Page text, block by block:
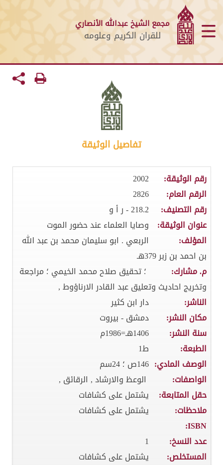
مجمع الشيخ عبدالله الأنصاري
للقران الكريم وعلومه
تفاصيل الوثيقة
رقم الوثيقة:
2002
الرقم العام:
2826
رقم التصنيف:
218.2 - ر أ و
عنوان الوثيقة:
وصايا العلماء عند حضور الموت
المؤلف:
الربعي . ابو سليمان محمد بن عبد الله
بن احمد بن زبر 379هـ
م. مشارك:
؛ تحقيق صلاح محمد الخيمي ؛ مراجعة
وتخريج احاديث وتعليق عبد القادر الارناؤوط ,
الناشر:
دار ابن كثير
مكان النشر:
دمشق - بيروت
سنة النشر:
1406هـ=1986م
الطبعة:
ط1
الوصف المادي: 146ص ؛ 24سم
الواصفات:
الوعظ والارشاد , الرقائق ,
حقل المتابعة:
يشتمل على كشافات
ملاحظات:
يشتمل على كشافات
ISBN:
عدد النسخ:
1
المستخلص:
يشتمل على كشافات